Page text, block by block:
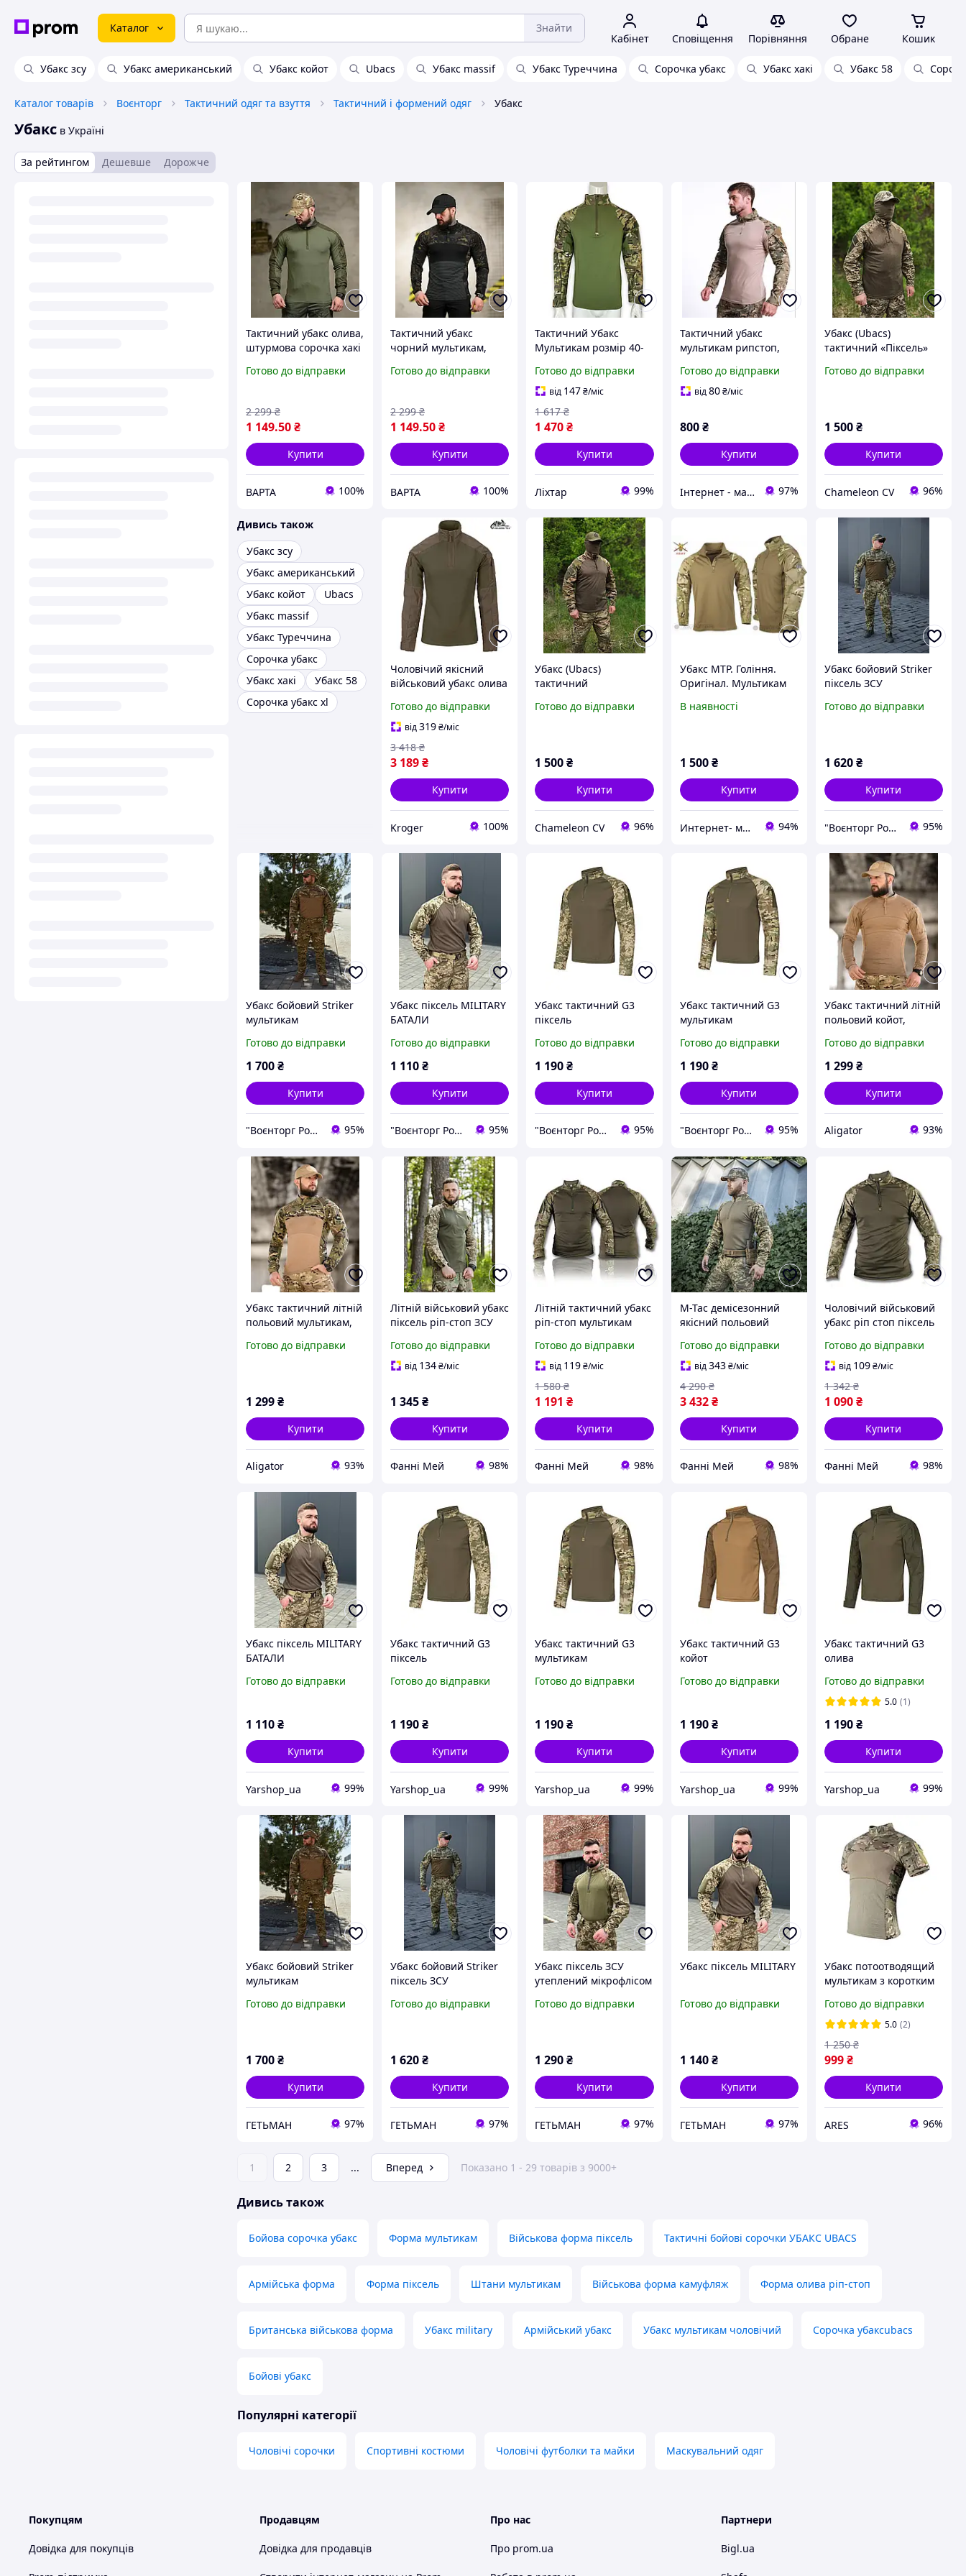
Каталог Знайти
Кабінет Сповіщення Порівняння Обране Кошик
Убакс зсу Убакс американський Убакс койот Ubacs Убакс massif Убакс Туреччина Сорочка убакс Убакс хакі Убакс 58
Каталог товарів Воєнторг Тактичний одяг та взуття Тактичний і формений одяг Убакс
Убакс в Україні
За рейтингом Дешевше Дорожче
Тактичний убакс олива,
штурмова сорочка хакі
сорочка олива зсу
Готово до відправки
1 149.50₴
2 299 ₴
Купити
ВАРТА 100%
Тактичний убакс
чорний мультикам,
довгим рукавом,
чорний мультикам
Готово до відправки
1 149.50₴
2 299 ₴
Купити
ВАРТА 100%
Тактичний Убакс
Мультикам розмір 40-
Готово до відправки
від 147₴/міс
1 470₴
1 617 ₴
Купити
Ліхтар 99%
Тактичний убакс
мультикам рипстоп,
сорочка мультикам
рипстоп
Готово до відправки
від80 ₴/міс
800 ₴
Купити
Інтернет - магазин " Закупка онлайн " 97%
Убакс (Ubacs)
тактичний «Піксель»
Готово до відправки
1 500₴
Купити
Chameleon CV 96%
Дивись також
Убакс зсу
Убакс американський
Убакс койот
Ubacs
Убакс massif
Убакс Туреччина
Сорочка убакс
Убакс хакі
Убакс 58
Сорочка убакс xl
Чоловічий якісний
військовий убакс олива
Готово до відправки
від319₴/міс
3 189₴
3 418 ₴
Купити
Kroger 100%
Убакс (Ubacs)
тактичний
Готово до відправки
1 500₴
Купити
Chameleon CV 96%
Убакс МТР. Гоління.
Оригінал. Мультикам
В наявності
1 500 ₴
Купити
Интернет- магазин "Легион" 94%
Убакс бойовий Striker
піксель ЗСУ
Готово до відправки
1 620₴
Купити
"Воєнторг Роздріб/Опт": На варті вашої безпеки! 95%
Убакс бойовий Striker
мультикам
Готово до відправки
1 700₴
Купити
"Воєнторг Роздріб/Опт": На варті вашої безпеки! 95%
Убакс піксель MILITARY
БАТАЛИ
Готово до відправки
1 110₴
Купити
"Воєнторг Роздріб/Опт": На варті вашої безпеки! 95%
Убакс тактичний G3
піксель
Готово до відправки
1 190₴
Купити
"Воєнторг Роздріб/Опт": На варті вашої безпеки! 95%
Убакс тактичний G3
мультикам
Готово до відправки
1 190 ₴
Купити
"Воєнторг Роздріб/Опт": На варті вашої безпеки! 95%
Убакс тактичний літній
польовий койот,
бойова сорочка,
армійський убакс койот
Готово до відправки
1 299₴
Купити
Aligator 93%
Убакс тактичний літній
польовий мультикам,
бойова
Готово до відправки
1 299₴
Купити
Aligator 93%
Літній військовий убакс
піксель ріп-стоп ЗСУ
армійська сорочка
Coolmax
Готово до відправки
від 134₴/міс
1 345₴
Купити
Фанні Мей 98%
Літній тактичний убакс
ріп-стоп мультикам
польова сорочка
Готово до відправки
від 119₴/міс
1 191 ₴
1 580 ₴
Купити
Фанні Мей 98%
M-Tac демісезонний
якісний польовий
піксель ЗСУ ММ14
Готово до відправки
від343 ₴/міс
3 432 ₴
4 290 ₴
Купити
Фанні Мей 98%
Чоловічий військовий
убакс ріп стоп піксель
Готово до відправки
від 109₴/міс
1 090₴
1 342 ₴
Купити
Фанні Мей 98%
Убакс піксель MILITARY
БАТАЛИ
Готово до відправки
1 110₴
Купити
Yarshop_ua 99%
Убакс тактичний G3
піксель
Готово до відправки
1 190₴
Купити
Yarshop_ua 99%
Убакс тактичний G3
мультикам
Готово до відправки
1 190₴
Купити
Yarshop_ua 99%
Убакс тактичний G3
койот
Готово до відправки
1 190 ₴
Купити
Yarshop_ua 99%
Убакс тактичний G3
олива
Готово до відправки
5.0 (1)
1 190₴
Купити
Yarshop_ua 99%
Убакс бойовий Striker
мультикам
Готово до відправки
1 700₴
Купити
ГЕТЬМАН 97%
Убакс бойовий Striker
піксель ЗСУ
Готово до відправки
1 620₴
Купити
ГЕТЬМАН 97%
Убакс піксель ЗСУ
утеплений мікрофлісом
Готово до відправки
1 290₴
Купити
ГЕТЬМАН 97%
Убакс піксель MILITARY
Готово до відправки
1 140 ₴
Купити
ГЕТЬМАН 97%
Убакс потоотводящий
мультикам з коротким
сорочка під плитоноску
бронежилет мультикам
Готово до відправки
5.0 (2)
999₴
1 250 ₴
Купити
ARES 96%
1 2 3 ... Вперед Показано 1 - 29 товарів з 9000+
Дивись також
Бойова сорочка убакс Форма мультикам Військова форма піксель Тактичні бойові сорочки УБАКС UBACS
Армійська форма Форма піксель Штани мультикам Військова форма камуфляж Форма олива ріп-стоп
Британська військова форма Убакс military Армійський убакс Убакс мультикам чоловічий Сорочка убаксubacs
Бойові убакс
Популярні категорії
Чоловічі сорочки Спортивні костюми Чоловічі футболки та майки Маскувальний одяг
Покупцям
Довідка для покупців
Продавцям
Довідка для продавців
Про нас
Про prom.ua
Партнери
Bigl.ua